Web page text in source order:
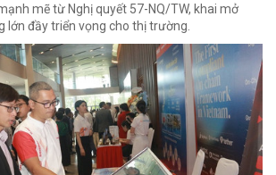
mẽ từ Nghị quyết 57-NQ/TW, khai mở
lớn đầy triển vọng cho thị trường.